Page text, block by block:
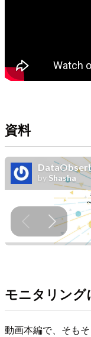
資料
モニタリン
動画本編で、そも